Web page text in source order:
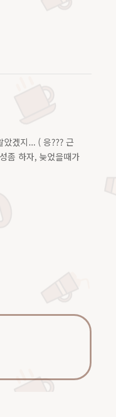
겠지... ( 응??? 근
좀 하자, 늦었을때가